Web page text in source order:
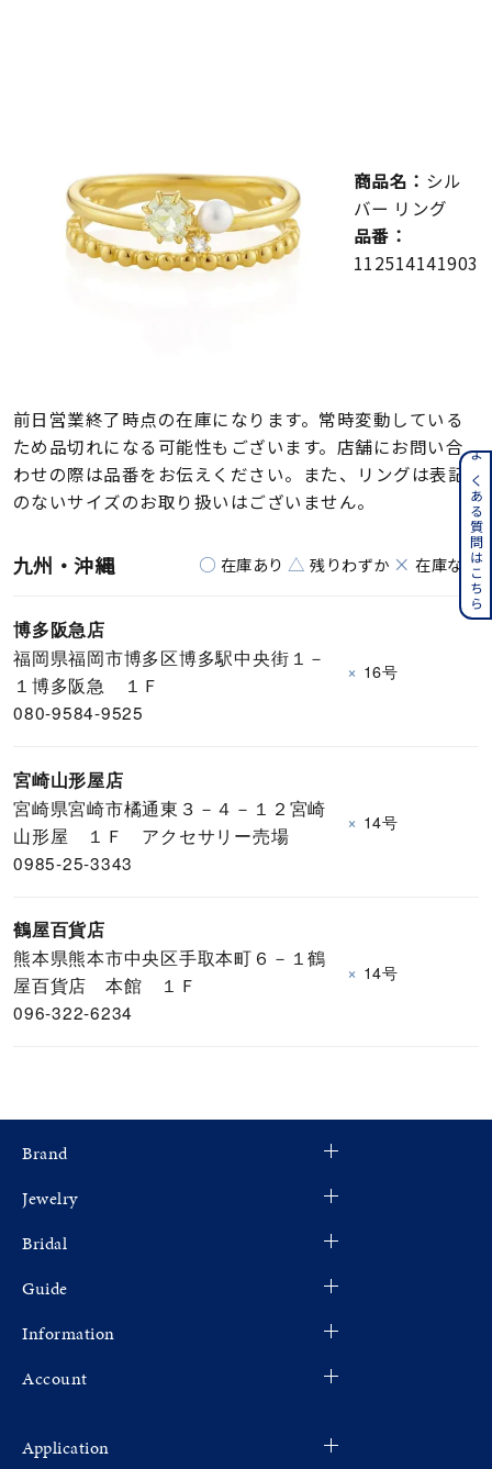
在庫ありのみ すべて表示
商品名： シル
バー リング
品番：
112514141903
前日営業終了時点の在庫になります。常時変動している
ため品切れになる可能性もございます。店舗にお問い合
わせの際は品番をお伝えください。また、リングは表記
のないサイズのお取り扱いはございません。
○ 在庫あり △ 残りわずか × 在庫なし
九州・沖縄
博多阪急店
福岡県福岡市博多区博多駅中央街１－
１博多阪急 １Ｆ
080-9584-9525
× 16号
宮崎山形屋店
宮崎県宮崎市橘通東３－４－１２宮崎
山形屋 １Ｆ アクセサリー売場
0985-25-3343
× 14号
鶴屋百貨店
熊本県熊本市中央区手取本町６－１鶴
屋百貨店 本館 １Ｆ
096-322-6234
× 14号
Brand
Jewelry
Bridal
Guide
Information
Account
Application
よくある質問はこちら